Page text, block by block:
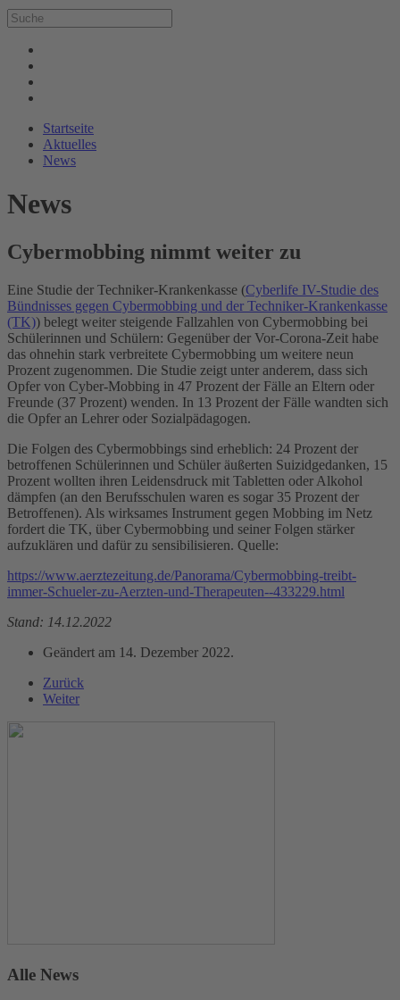
Startseite
Aktuelles
News
News
Cybermobbing nimmt weiter zu
Eine Studie der Techniker-Krankenkasse (Cyberlife IV-Studie des
Bündnisses gegen Cybermobbing und der Techniker-Krankenkasse
(TK)) belegt weiter steigende Fallzahlen von Cybermobbing bei
Schülerinnen und Schülern: Gegenüber der Vor-Corona-Zeit habe
das ohnehin stark verbreitete Cybermobbing um weitere neun
Prozent zugenommen. Die Studie zeigt unter anderem, dass sich
Opfer von Cyber-Mobbing in 47 Prozent der Fälle an Eltern oder
Freunde (37 Prozent) wenden. In 13 Prozent der Fälle wandten sich
die Opfer an Lehrer oder Sozialpädagogen.
Die Folgen des Cybermobbings sind erheblich: 24 Prozent der
betroffenen Schülerinnen und Schüler äußerten Suizidgedanken, 15
Prozent wollten ihren Leidensdruck mit Tabletten oder Alkohol
dämpfen (an den Berufsschulen waren es sogar 35 Prozent der
Betroffenen). Als wirksames Instrument gegen Mobbing im Netz
fordert die TK, über Cybermobbing und seiner Folgen stärker
aufzuklären und dafür zu sensibilisieren. Quelle:
https://www.aerztezeitung.de/Panorama/Cybermobbing-treibt-
immer-Schueler-zu-Aerzten-und-Therapeuten--433229.html
Stand: 14.12.2022
Geändert am 14. Dezember 2022.
Zurück
Weiter
Alle News